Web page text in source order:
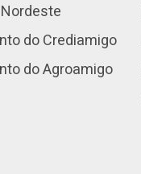
do Crediamigo
do Agroamigo